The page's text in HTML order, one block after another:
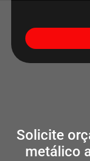
Solicite
metálico